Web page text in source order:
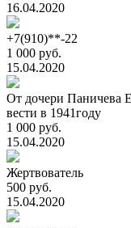
16.04.2020
+7(910)**-22
1 000 руб.
15.04.2020
От дочери Паничева
вести в 1941году
1 000 руб.
15.04.2020
Жертвователь
500 руб.
15.04.2020